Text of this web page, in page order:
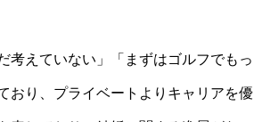
考えていない」「まずはゴルフでもっ
おり、プライベートよりキャリアを優